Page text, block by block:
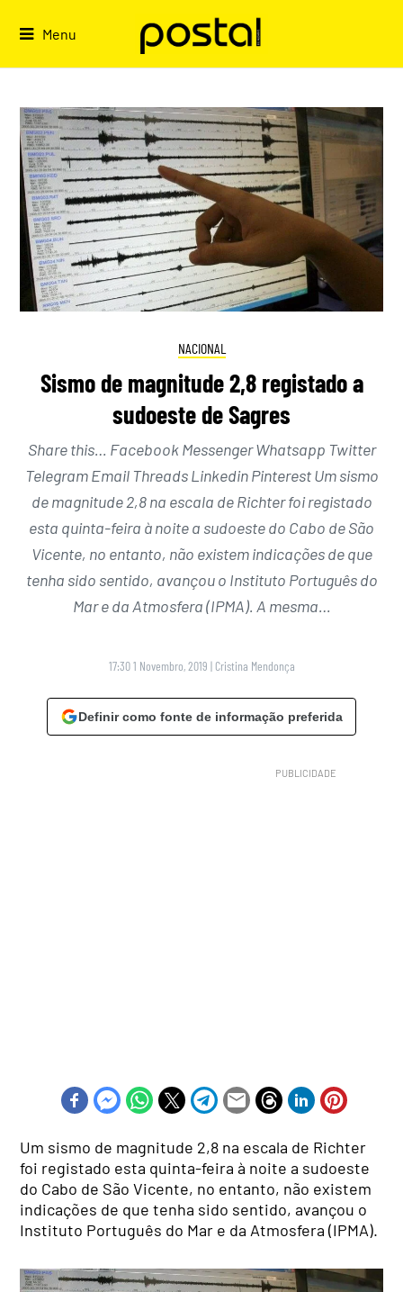
Menu
NACIONAL
Sismo de magnitude 2,8 registado a
sudoeste de Sagres
Share this… Facebook Messenger Whatsapp Twitter
Telegram Email Threads Linkedin Pinterest Um sismo
de magnitude 2,8 na escala de Richter foi registado
esta quinta-feira à noite a sudoeste do Cabo de São
Vicente, no entanto, não existem indicações de que
tenha sido sentido, avançou o Instituto Português do
Mar e da Atmosfera (IPMA). A mesma…
17:30 1 Novembro, 2019 | Cristina Mendonça
Definir como fonte de informação preferida
Um sismo de magnitude 2,8 na escala de Richter
foi registado esta quinta-feira à noite a sudoeste
do Cabo de São Vicente, no entanto, não existem
indicações de que tenha sido sentido, avançou o
Instituto Português do Mar e da Atmosfera (IPMA).